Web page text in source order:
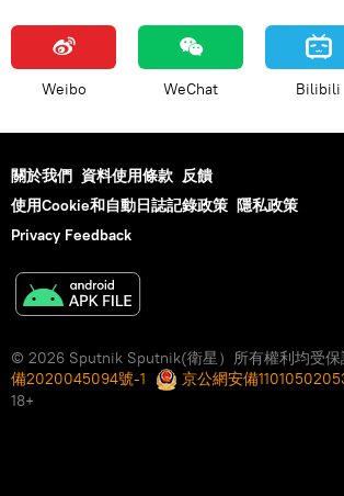
Weibo WeChat Bilibili
關於我們 資料使用條款 反饋
使用Cookie和自動日誌記錄政策 隱私政策
Privacy Feedback
© 2026 Sputnik Sputnik(衛星）所有權利均受保
備2020045094號-1
京公網安備
18+